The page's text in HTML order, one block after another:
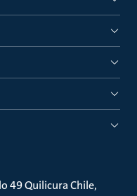
49 Quilicura Chile